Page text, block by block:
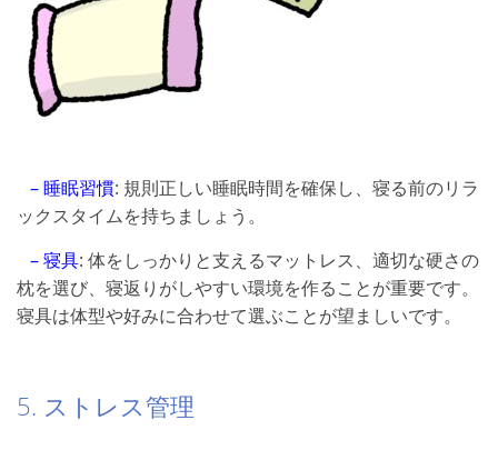
– 睡眠習慣: 規則正しい睡眠時間を確保し、寝る前のリラ
ックスタイムを持ちましょう。
– 寝具: 体をしっかりと支えるマットレス、適切な硬さの
枕を選び、寝返りがしやすい環境を作ることが重要です。
寝具は体型や好みに合わせて選ぶことが望ましいです。
5. ストレス管理